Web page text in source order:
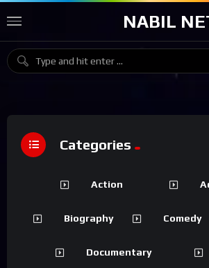
NABIL
Categories
Action
Biography Comedy
Documentary